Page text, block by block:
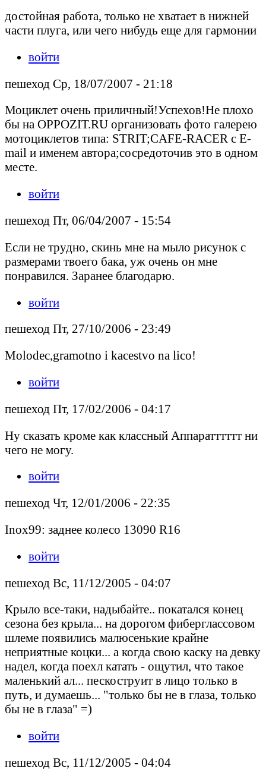
достойная работа, только не хватает в нижней
части плуга, или чего нибудь еще для гармонии
войти
пешеход Ср, 18/07/2007 - 21:18
Моциклет очень приличный!Успехов!Не плохо
бы на OPPOZIT.RU организовать фото галерею
мотоциклетов типа: STRIT;CAFE-RACER с E-
mail и именем автора;сосредоточив это в одном
месте.
войти
пешеход Пт, 06/04/2007 - 15:54
Если не трудно, скинь мне на мыло рисунок с
размерами твоего бака, уж очень он мне
понравился. Заранее благодарю.
войти
пешеход Пт, 27/10/2006 - 23:49
Molodec,gramotno i kacestvo na lico!
войти
пешеход Пт, 17/02/2006 - 04:17
Ну сказать кроме как классный Аппаратттттт ни
чего не могу.
войти
пешеход Чт, 12/01/2006 - 22:35
Inox99: заднее колесо 13090 R16
войти
пешеход Вс, 11/12/2005 - 04:07
Крыло все-таки, надыбайте.. покатался конец
сезона без крыла... на дорогом фиберглассовом
шлеме появились малюсенькие крайне
неприятные коцки... а когда свою каску на девку
надел, когда поехл катать - ощутил, что такое
маленький ал... пескоструит в лицо только в
путь, и думаешь... "только бы не в глаза, только
бы не в глаза" =)
войти
пешеход Вс, 11/12/2005 - 04:04